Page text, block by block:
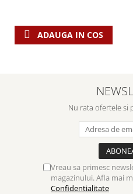
ADAUGA IN COS
Nu rata ofertele si
Vreau sa primesc
magazinului. Afla mai
Confidentialitate